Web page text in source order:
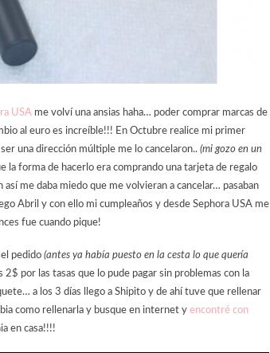
USA me volví una ansias haha… poder comprar marcas de
al euro es increíble!!! En Octubre realice mi primer
una dirección múltiple me lo cancelaron.. (mi gozo en un
la forma de hacerlo era comprando una tarjeta de regalo
me daba miedo que me volvieran a cancelar… pasaban
Abril y con ello mi cumpleaños y desde Sephora USA me
fue cuando pique!
pedido (antes ya había puesto en la cesta lo que quería
2$ por las tasas que lo pude pagar sin problemas con la
a los 3 días llego a Shipito y de ahí tuve que rellenar
como rellenarla y busque en internet y encontré con
en casa!!!!